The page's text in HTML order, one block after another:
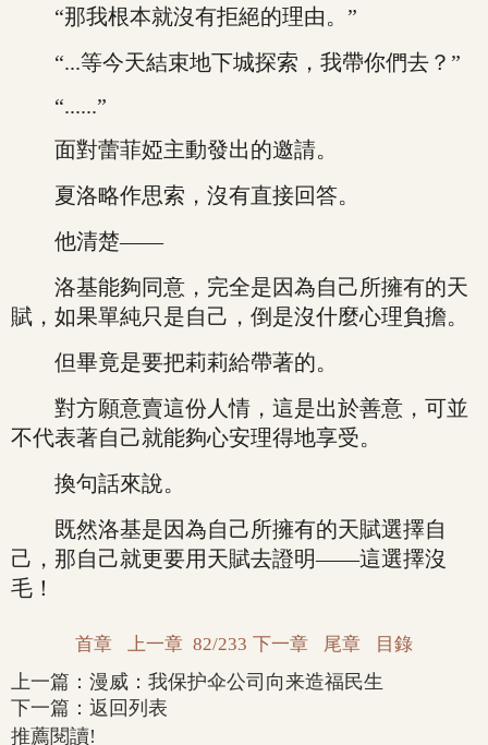
“那我根本就沒有拒絕的理由。”
“...等今天結束地下城探索，我帶你們去？”
“......”
面對蕾菲婭主動發出的邀請。
夏洛略作思索，沒有直接回答。
他清楚——
洛基能夠同意，完全是因為自己所擁有的天
賦，如果單純只是自己，倒是沒什麼心理負擔。
但畢竟是要把莉莉給帶著的。
對方願意賣這份人情，這是出於善意，可並
不代表著自己就能夠心安理得地享受。
換句話來說。
既然洛基是因為自己所擁有的天賦選擇自
己，那自己就更要用天賦去證明——這選擇沒
毛！
首章 上一章 82/233 下一章 尾章 目錄
上一篇： 漫威：我保护伞公司向来造福民生
下一篇： 返回列表
推薦閱讀!